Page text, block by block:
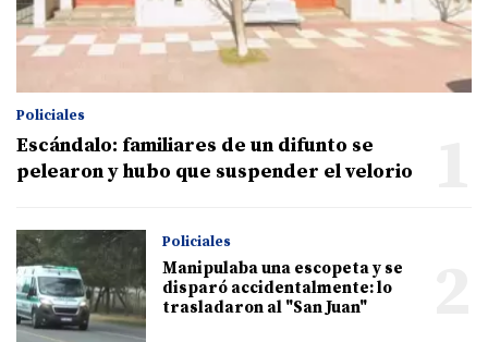
Policiales
Escándalo: familiares de un difunto se
pelearon y hubo que suspender el velorio
Policiales
Manipulaba una escopeta y se
disparó accidentalmente: lo
trasladaron al "San Juan"